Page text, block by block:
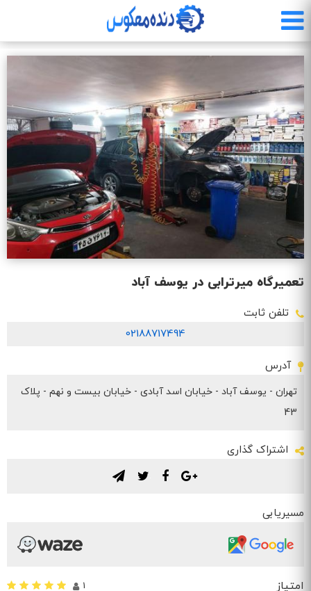
محتوای
تعمیرگاه میرترابی در یوسف آباد
تلفن ثابت
02188717494
آدرس
تهران - یوسف آباد - خیابان اسد آبادی - خیابان بیست و نهم - ​پلاک
43
اشتراک گذاری
. . .
مسیریابی
1 امتیاز